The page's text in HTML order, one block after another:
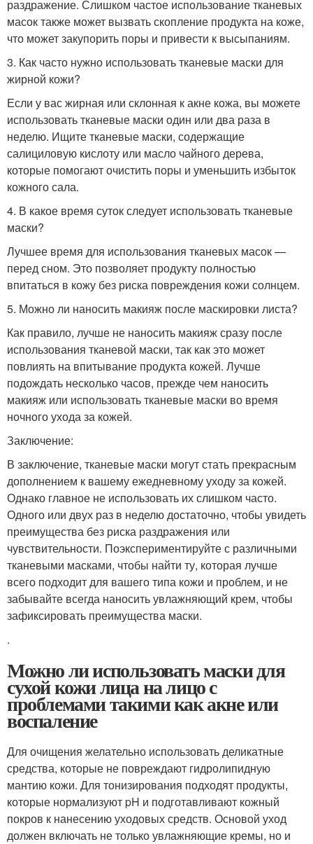
раздражение. Слишком частое использование тканевых
масок также может вызвать скопление продукта на коже,
что может закупорить поры и привести к высыпаниям.
3. Как часто нужно использовать тканевые маски для
жирной кожи?
Если у вас жирная или склонная к акне кожа, вы можете
использовать тканевые маски один или два раза в
неделю. Ищите тканевые маски, содержащие
салициловую кислоту или масло чайного дерева,
которые помогают очистить поры и уменьшить избыток
кожного сала.
4. В какое время суток следует использовать тканевые
маски?
Лучшее время для использования тканевых масок —
перед сном. Это позволяет продукту полностью
впитаться в кожу без риска повреждения кожи солнцем.
5. Можно ли наносить макияж после маскировки листа?
Как правило, лучше не наносить макияж сразу после
использования тканевой маски, так как это может
повлиять на впитывание продукта кожей. Лучше
подождать несколько часов, прежде чем наносить
макияж или использовать тканевые маски во время
ночного ухода за кожей.
Заключение:
В заключение, тканевые маски могут стать прекрасным
дополнением к вашему ежедневному уходу за кожей.
Однако главное не использовать их слишком часто.
Одного или двух раз в неделю достаточно, чтобы увидеть
преимущества без риска раздражения или
чувствительности. Поэкспериментируйте с различными
тканевыми масками, чтобы найти ту, которая лучше
всего подходит для вашего типа кожи и проблем, и не
забывайте всегда наносить увлажняющий крем, чтобы
зафиксировать преимущества маски.
.
Можно ли использовать маски для
сухой кожи лица на лицо с
проблемами такими как акне или
воспаление
Для очищения желательно использовать деликатные
средства, которые не повреждают гидролипидную
мантию кожи. Для тонизирования подходят продукты,
которые нормализуют pH и подготавливают кожный
покров к нанесению уходовых средств. Основой уход
должен включать не только увлажняющие кремы, но и